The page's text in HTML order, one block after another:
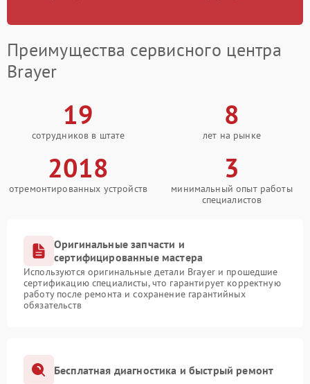
Преимущества сервисного центра
Brayer
19
сотрудников в штате
8
лет на рынке
2018
отремонтированных устройств
3
минимальный опыт работы
специалистов
Оригинальные запчасти и
сертифицированные мастера
Используются оригинальные детали Brayer и прошедшие
сертификацию специалисты, что гарантирует корректную
работу после ремонта и сохранение гарантийных
обязательств
Бесплатная диагностика и быстрый ремонт